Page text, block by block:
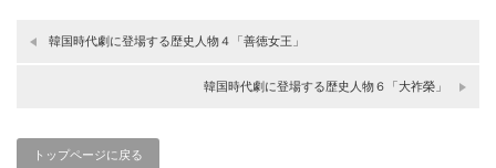
韓国時代劇に登場する歴史人物４「善徳女王」
韓国時代劇に登場する歴史人物６「大祚榮」
トップページに戻る